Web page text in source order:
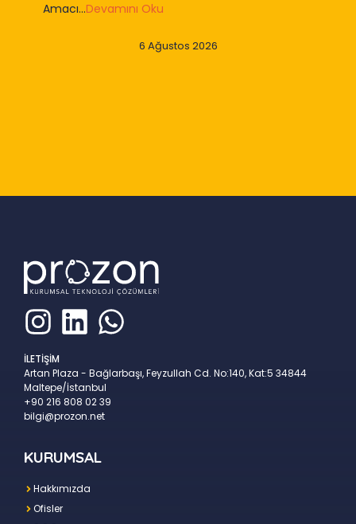
Amacı...Devamını Oku
6 Ağustos 2026
İLETİŞİM
Artan Plaza - Bağlarbaşı, Feyzullah Cd. No:140, Kat:5 34844
Maltepe/İstanbul
+90 216 808 02 39
bilgi@prozon.net
KURUMSAL
Hakkımızda
Ofisler